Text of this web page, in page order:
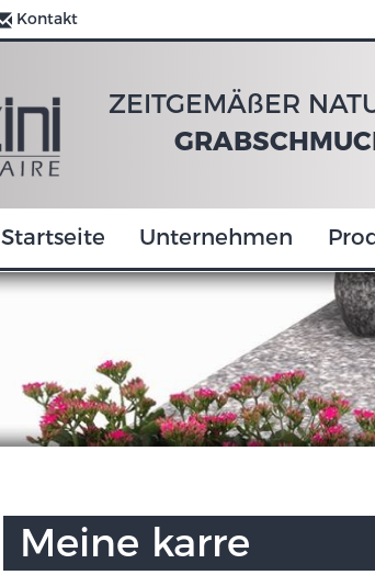
Kontakt
ZEITGEMÄßER
Startseite Unternehmen
Meine karre